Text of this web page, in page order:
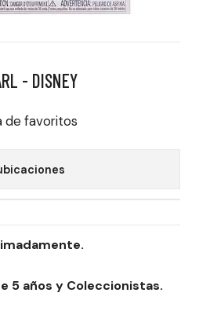
- DISNEY
de favoritos
5 años y Coleccionistas.